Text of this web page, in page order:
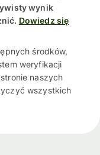
wynik
Dowiedz się
środków,
weryfikacji
naszych
wszystkich